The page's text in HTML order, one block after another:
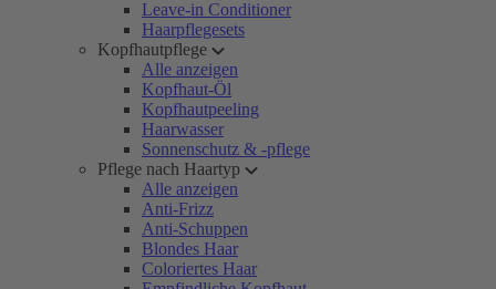
Leave-in Conditioner
Haarpflegesets
Kopfhautpflege
Alle anzeigen
Kopfhaut-Öl
Kopfhautpeeling
Haarwasser
Sonnenschutz & -pflege
Pflege nach Haartyp
Alle anzeigen
Anti-Frizz
Anti-Schuppen
Blondes Haar
Coloriertes Haar